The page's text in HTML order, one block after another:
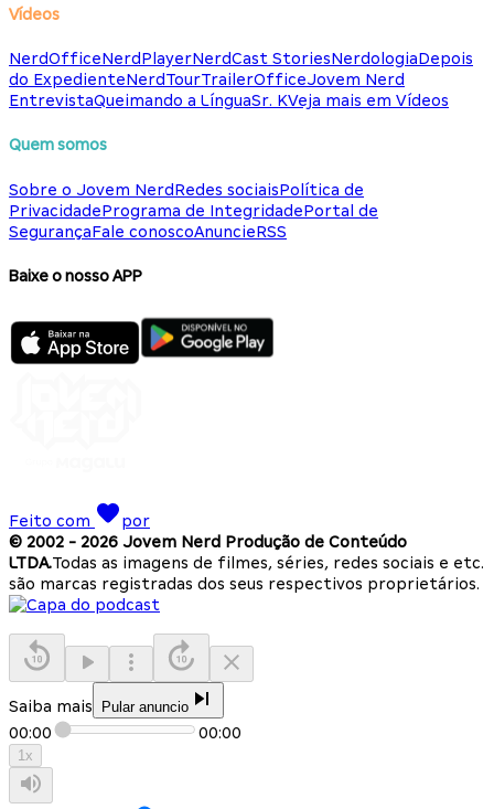
Vídeos
NerdOfficeNerdPlayerNerdCast StoriesNerdologiaDepois
do ExpedienteNerdTourTrailerOfficeJovem Nerd
EntrevistaQueimando a LínguaSr. KVeja mais em Vídeos
Quem somos
Sobre o Jovem NerdRedes sociaisPolítica de
PrivacidadePrograma de IntegridadePortal de
SegurançaFale conoscoAnuncieRSS
Baixe o nosso APP
Feito com
por
© 2002 - 2026 Jovem Nerd Produção de Conteúdo
LTDA.Todas as imagens de filmes, séries, redes sociais e etc.
são marcas registradas dos seus respectivos proprietários.
Saiba mais Pular anuncio
00:00 00:00
1x